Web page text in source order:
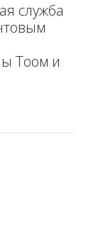
служба
Тоом и